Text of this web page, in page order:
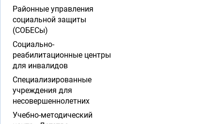
Районные управления
социальной защиты
(СОБЕСы)
Социально-
реабилитационные центры
для инвалидов
Специализированные
учреждения для
несовершеннолетних
Учебно-методический